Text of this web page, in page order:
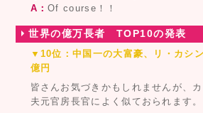
A：Of course！！
世界の億万長者 TOP10の発表
▼10位：中国一の大富豪、リ・カシ
億円
皆さんお気づきかもしれませんが、
夫元官房長官によく似ておられます。